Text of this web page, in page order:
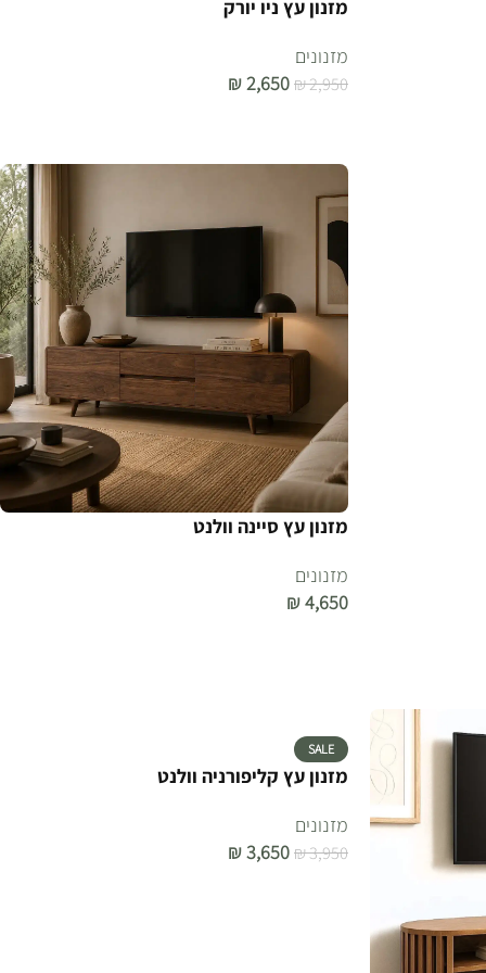
מזנון עץ ניו יורק
מזנונים
₪2,950
₪2,650
מזנון עץ סיינה וולנט
מזנונים
₪4,650
SALE
מזנון עץ קליפורניה וולנט
מזנונים
₪3,950
₪3,650